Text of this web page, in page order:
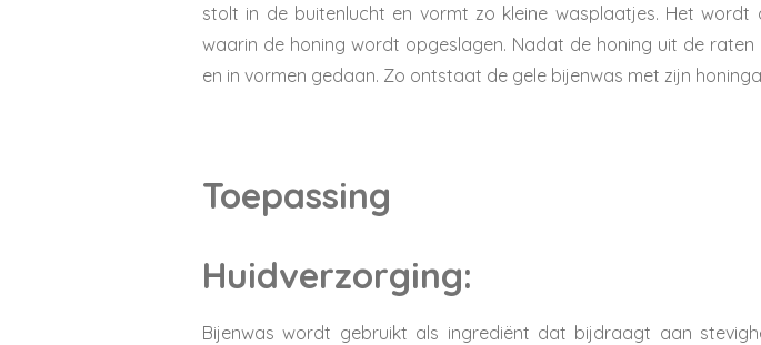
stolt in de buitenlucht en vormt zo kleine wasplaatjes. Het wordt
waarin de honing wordt opgeslagen. Nadat de honing uit de
en in vormen gedaan. Zo ontstaat de gele bijenwas met zijn
Toepassing
Huidverzorging:
Bijenwas wordt gebruikt als ingrediënt dat bijdraagt aan